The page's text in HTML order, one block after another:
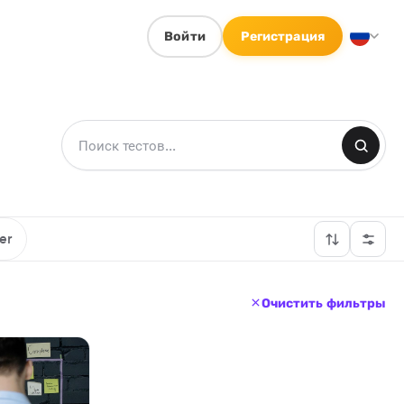
Войти Регистрация
Очистить фильтры